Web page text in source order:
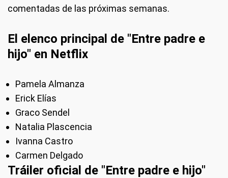
comentadas de las próximas semanas.
El elenco principal de "Entre padre e
hijo" en Netflix
Pamela Almanza
Erick Elías
Graco Sendel
Natalia Plascencia
Ivanna Castro
Carmen Delgado
Tráiler oficial de "Entre padre e hijo"